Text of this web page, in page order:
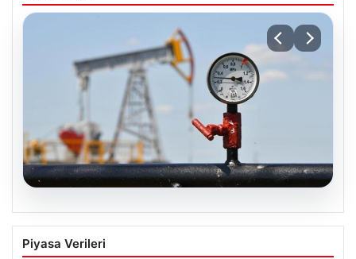
25 Mayıs Petrol Fiyatlarında Düşüş:
Brent ve WTI Güncel Durum
Piyasa Verileri